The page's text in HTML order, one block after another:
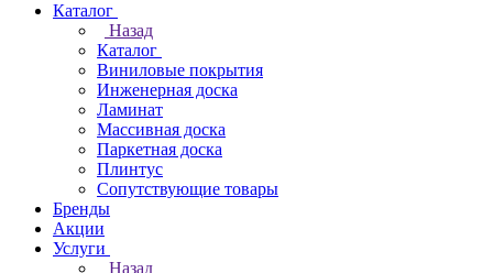
Каталог
Назад
Каталог
Виниловые покрытия
Инженерная доска
Ламинат
Массивная доска
Паркетная доска
Плинтус
Сопутствующие товары
Бренды
Акции
Услуги
Назад